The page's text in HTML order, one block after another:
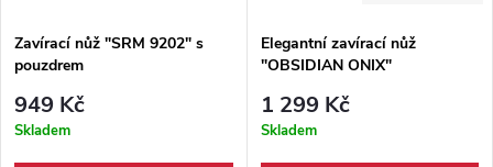
Zavírací nůž "SRM 9202" s
pouzdrem
949 Kč
Skladem
Elegantní zavírací nůž
"OBSIDIAN ONIX"
1 299 Kč
Skladem